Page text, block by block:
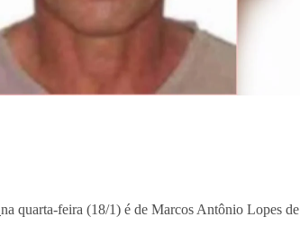
na quarta-feira (18/1) é de Marcos Antônio Lopes